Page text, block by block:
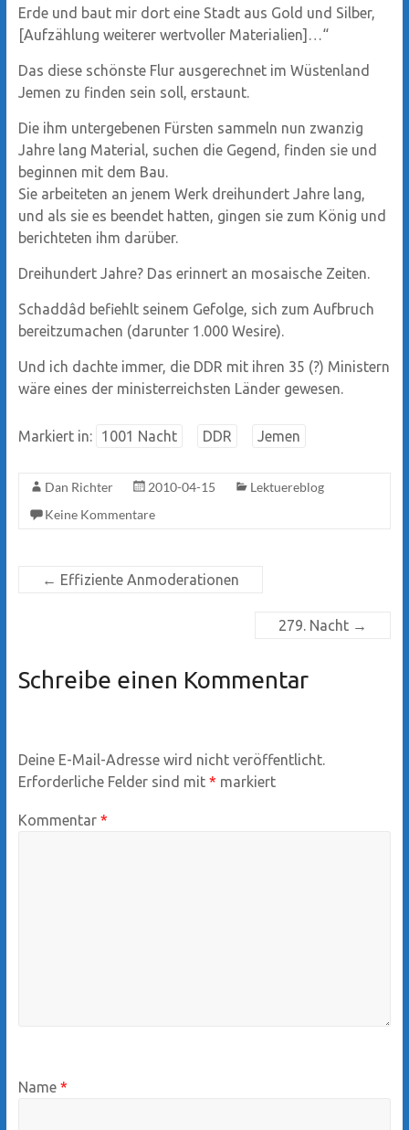
Erde und baut mir dort eine Stadt aus Gold und Silber,
[Aufzählung weiterer wertvoller Materialien]…“
Das diese schönste Flur ausgerechnet im Wüstenland
Jemen zu finden sein soll, erstaunt.
Die ihm untergebenen Fürsten sammeln nun zwanzig
Jahre lang Material, suchen die Gegend, finden sie und
beginnen mit dem Bau.
Sie arbeiteten an jenem Werk dreihundert Jahre lang,
und als sie es beendet hatten, gingen sie zum König und
berichteten ihm darüber.
Dreihundert Jahre? Das erinnert an mosaische Zeiten.
Schaddâd befiehlt seinem Gefolge, sich zum Aufbruch
bereitzumachen (darunter 1.000 Wesire).
Und ich dachte immer, die DDR mit ihren 35 (?) Ministern
wäre eines der ministerreichsten Länder gewesen.
Markiert in: 1001 Nacht DDR Jemen
Dan Richter 2010-04-15
Lektuereblog
Keine Kommentare
← Effiziente Anmoderationen
279. Nacht →
Schreibe einen Kommentar
Deine E-Mail-Adresse wird nicht veröffentlicht.
Erforderliche Felder sind mit * markiert
Kommentar *
Name *